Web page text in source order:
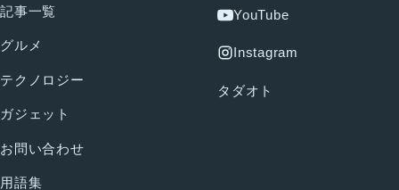
記事一覧
グルメ
テクノロジー
ガジェット
お問い合わせ
用語集
YouTube
Instagram
タダオト